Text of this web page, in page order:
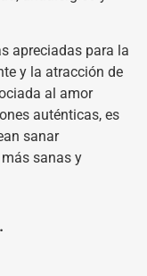
apreciadas para la
y la atracción de
al amor
auténticas, es
sanar
sanas y